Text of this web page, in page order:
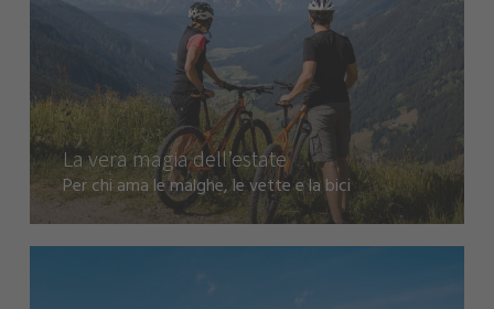
La vera magia dell’estate
Per chi ama le malghe, le vette e la bici